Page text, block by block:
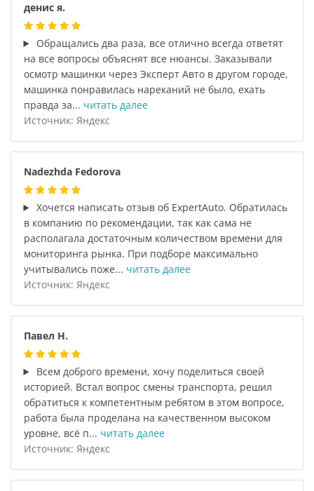
денис я.
Обращались два раза, все отлично всегда ответят
на все вопросы объяснят все нюансы. Заказывали
осмотр машинки через Эксперт Авто в другом городе,
машинка понравилась нареканий не было, ехать
правда за... читать далее
Источник: Яндекс
Nadezhda Fedorova
Хочется написать отзыв об ExpertAuto. Обратилась
в компанию по рекомендации, так как сама не
располагала достаточным количеством времени для
мониторинга рынка. При подборе максимально
учитывались поже... читать далее
Источник: Яндекс
Павел Н.
Всем доброго времени, хочу поделиться своей
историей. Встал вопрос смены транспорта, решил
обратиться к компетентным ребятом в этом вопросе,
работа была проделана на качественном высоком
уровне, всё п... читать далее
Источник: Яндекс